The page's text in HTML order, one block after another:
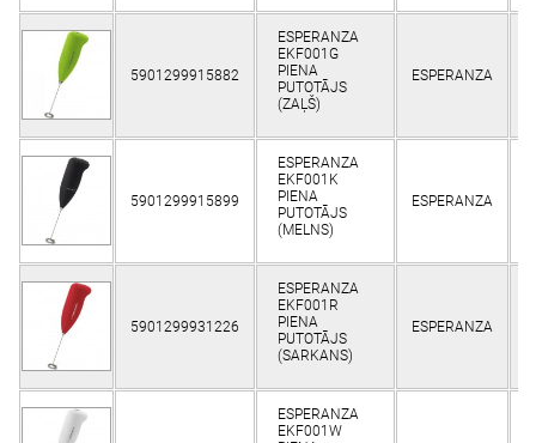
5901299915882
ESPERANZA
EKF001G
PIENA
PUTOTĀJS
(ZAĻŠ)
ESPERANZA
5901299915899
ESPERANZA
EKF001K
PIENA
PUTOTĀJS
(MELNS)
ESPERANZA
5901299931226
ESPERANZA
EKF001R
PIENA
PUTOTĀJS
(SARKANS)
ESPERANZA
ESPERANZA
EKF001W